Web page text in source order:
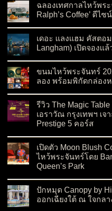
ฉลองเทศกาลไหว้พร
Ralph’s Coffee’ ดีไ
เดอะ แลงแฮม คัสตอ
Langham) เปิดจองแล้
ขนมไหว้พระจันทร์
ลอง พร้อมพิกัดกล่อง
รีวิว The Magic
เอราวัณ กรุงเทพฯ เจ
Prestige 5 คอร์ส
เปิดตัว Moon Blush
ไหว้พระจันทร์โดย
Queen’s Park
ปักหมุด Canopy by
ออกเฉียงใต้ ณ ใจกล